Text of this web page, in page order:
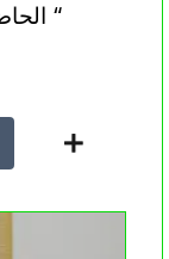
الحاضر وصناعة المجد من جديد. وهذا ماسيفعلة ابناء الجزائر بقلب من حديد لتحيا الجزائر “